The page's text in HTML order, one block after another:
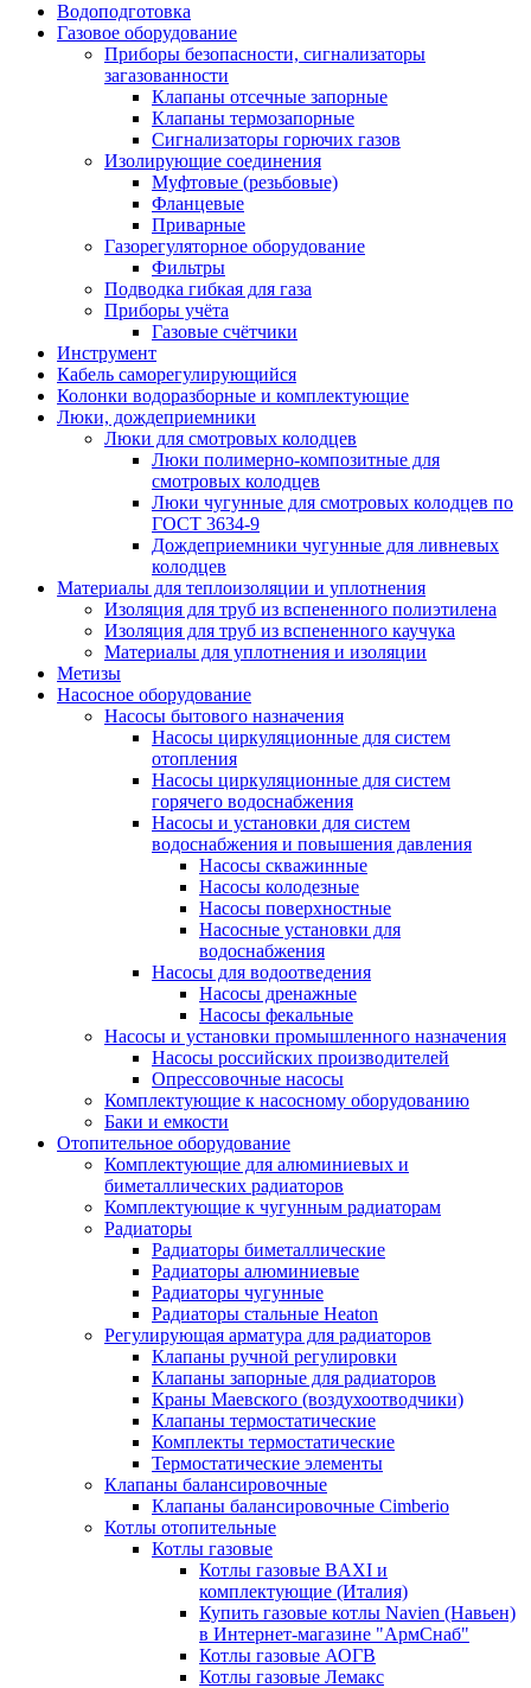
Водоподготовка
Газовое оборудование
Приборы безопасности, сигнализаторы
загазованности
Клапаны отсечные запорные
Клапаны термозапорные
Сигнализаторы горючих газов
Изолирующие соединения
Муфтовые (резьбовые)
Фланцевые
Приварные
Газорегуляторное оборудование
Фильтры
Подводка гибкая для газа
Приборы учёта
Газовые счётчики
Инструмент
Кабель саморегулирующийся
Колонки водоразборные и комплектующие
Люки, дождеприемники
Люки для смотровых колодцев
Люки полимерно-композитные для
смотровых колодцев
Люки чугунные для смотровых колодцев по
ГОСТ 3634-9
Дождеприемники чугунные для ливневых
колодцев
Материалы для теплоизоляции и уплотнения
Изоляция для труб из вспененного полиэтилена
Изоляция для труб из вспененного каучука
Материалы для уплотнения и изоляции
Метизы
Насосное оборудование
Насосы бытового назначения
Насосы циркуляционные для систем
отопления
Насосы циркуляционные для систем
горячего водоснабжения
Насосы и установки для систем
водоснабжения и повышения давления
Насосы скважинные
Насосы колодезные
Насосы поверхностные
Насосные установки для
водоснабжения
Насосы для водоотведения
Насосы дренажные
Насосы фекальные
Насосы и установки промышленного назначения
Насосы российских производителей
Опрессовочные насосы
Комплектующие к насосному оборудованию
Баки и емкости
Отопительное оборудование
Комплектующие для алюминиевых и
биметаллических радиаторов
Комплектующие к чугунным радиаторам
Радиаторы
Радиаторы биметаллические
Радиаторы алюминиевые
Радиаторы чугунные
Радиаторы стальные Heaton
Регулирующая арматура для радиаторов
Клапаны ручной регулировки
Клапаны запорные для радиаторов
Краны Маевского (воздухоотводчики)
Клапаны термостатические
Комплекты термостатические
Термостатические элементы
Клапаны балансировочные
Клапаны балансировочные Cimberio
Котлы отопительные
Котлы газовые
Котлы газовые BAXI и
комплектующие (Италия)
Купить газовые котлы Navien (Навьен)
в Интернет-магазине "АрмСнаб"
Котлы газовые АОГВ
Котлы газовые Лемакс